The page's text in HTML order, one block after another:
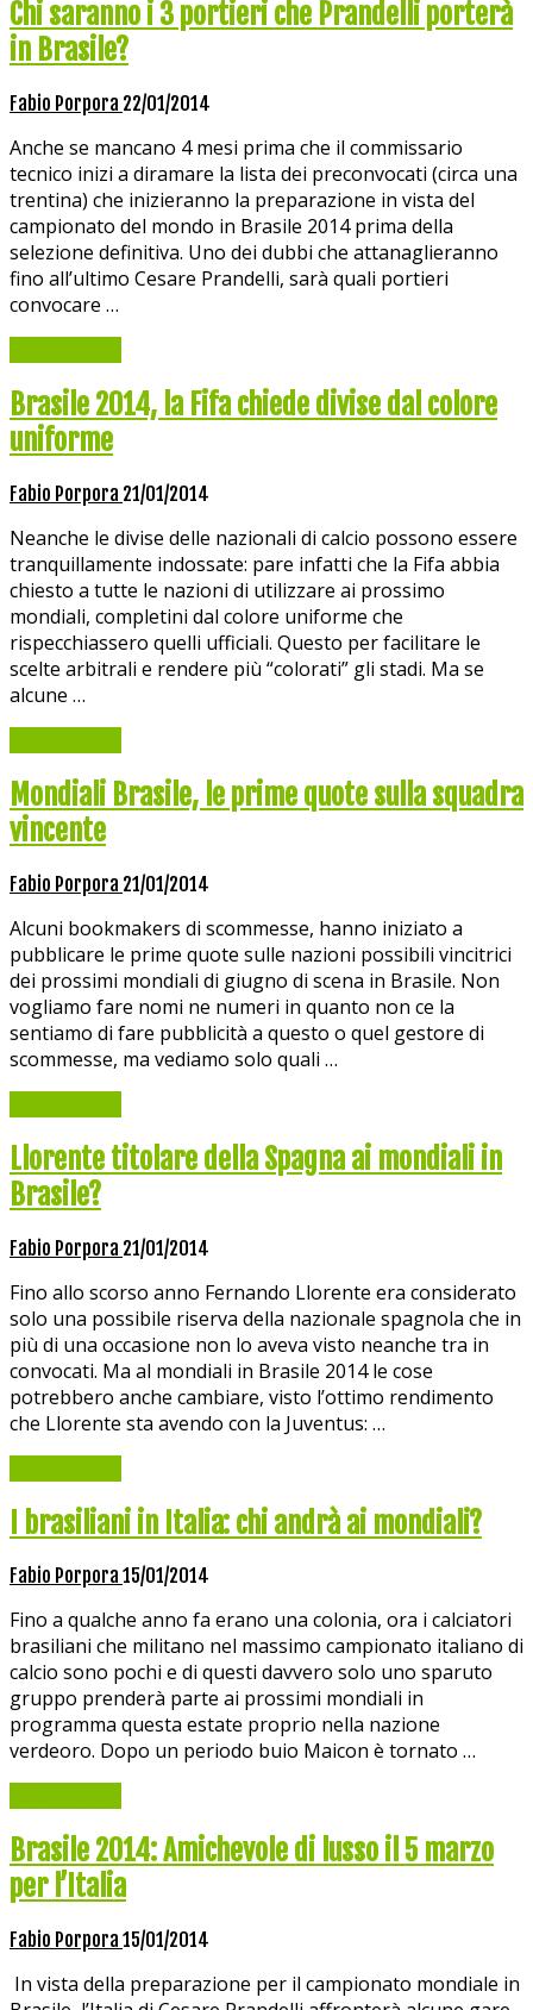
Chi saranno i 3 portieri che Prandelli porterà
in Brasile?
Fabio Porpora 22/01/2014
Anche se mancano 4 mesi prima che il commissario
tecnico inizi a diramare la lista dei preconvocati (circa una
trentina) che inizieranno la preparazione in vista del
campionato del mondo in Brasile 2014 prima della
selezione definitiva. Uno dei dubbi che attanaglieranno
fino all’ultimo Cesare Prandelli, sarà quali portieri
convocare …
Brasile 2014, la Fifa chiede divise dal colore
uniforme
Fabio Porpora 21/01/2014
Neanche le divise delle nazionali di calcio possono essere
tranquillamente indossate: pare infatti che la Fifa abbia
chiesto a tutte le nazioni di utilizzare ai prossimo
mondiali, completini dal colore uniforme che
rispecchiassero quelli ufficiali. Questo per facilitare le
scelte arbitrali e rendere più “colorati” gli stadi. Ma se
alcune …
Mondiali Brasile, le prime quote sulla squadra
vincente
Fabio Porpora 21/01/2014
Alcuni bookmakers di scommesse, hanno iniziato a
pubblicare le prime quote sulle nazioni possibili vincitrici
dei prossimi mondiali di giugno di scena in Brasile. Non
vogliamo fare nomi ne numeri in quanto non ce la
sentiamo di fare pubblicità a questo o quel gestore di
scommesse, ma vediamo solo quali …
Llorente titolare della Spagna ai mondiali in
Brasile?
Fabio Porpora 21/01/2014
Fino allo scorso anno Fernando Llorente era considerato
solo una possibile riserva della nazionale spagnola che in
più di una occasione non lo aveva visto neanche tra in
convocati. Ma al mondiali in Brasile 2014 le cose
potrebbero anche cambiare, visto l’ottimo rendimento
che Llorente sta avendo con la Juventus: …
I brasiliani in Italia: chi andrà ai mondiali?
Fabio Porpora 15/01/2014
Fino a qualche anno fa erano una colonia, ora i calciatori
brasiliani che militano nel massimo campionato italiano di
calcio sono pochi e di questi davvero solo uno sparuto
gruppo prenderà parte ai prossimi mondiali in
programma questa estate proprio nella nazione
verdeoro. Dopo un periodo buio Maicon è tornato …
Brasile 2014: Amichevole di lusso il 5 marzo
per l’Italia
Fabio Porpora 15/01/2014
In vista della preparazione per il campionato mondiale in